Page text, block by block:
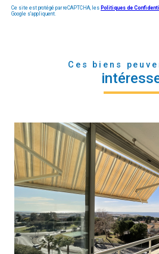
Ce site est protégé par reCAPTCHA, les Politiques de
Google s'appliquent.
Ces biens
voir le bien